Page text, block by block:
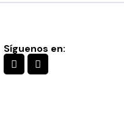
Síguenos en: